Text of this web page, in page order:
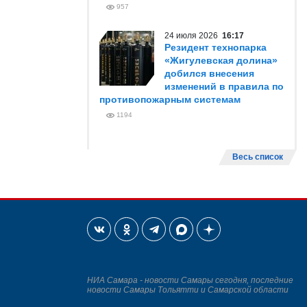
957
24 июля 2026 16:17
Резидент технопарка
«Жигулевская долина»
добился внесения
изменений в правила по
противопожарным системам
1194
Весь список
НИА Самара - новости Самары сегодня, последние
новости Самары Тольятти и Самарской области